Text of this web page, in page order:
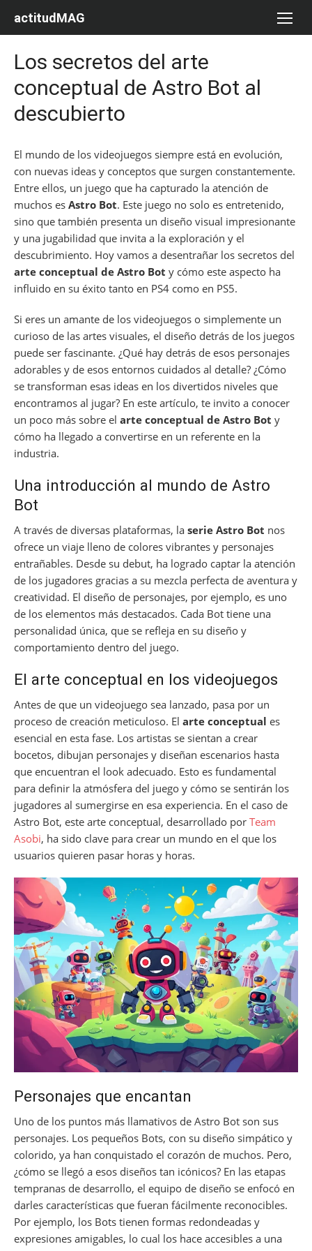
actitudMAG
Los secretos del arte
conceptual de Astro Bot al
descubierto
El mundo de los videojuegos siempre está en evolución,
con nuevas ideas y conceptos que surgen constantemente.
Entre ellos, un juego que ha capturado la atención de
muchos es Astro Bot. Este juego no solo es entretenido,
sino que también presenta un diseño visual impresionante
y una jugabilidad que invita a la exploración y el
descubrimiento. Hoy vamos a desentrañar los secretos del
arte conceptual de Astro Bot y cómo este aspecto ha
influido en su éxito tanto en PS4 como en PS5.
Si eres un amante de los videojuegos o simplemente un
curioso de las artes visuales, el diseño detrás de los juegos
puede ser fascinante. ¿Qué hay detrás de esos personajes
adorables y de esos entornos cuidados al detalle? ¿Cómo
se transforman esas ideas en los divertidos niveles que
encontramos al jugar? En este artículo, te invito a conocer
un poco más sobre el arte conceptual de Astro Bot y
cómo ha llegado a convertirse en un referente en la
industria.
Una introducción al mundo de Astro
Bot
A través de diversas plataformas, la serie Astro Bot nos
ofrece un viaje lleno de colores vibrantes y personajes
entrañables. Desde su debut, ha logrado captar la atención
de los jugadores gracias a su mezcla perfecta de aventura y
creatividad. El diseño de personajes, por ejemplo, es uno
de los elementos más destacados. Cada Bot tiene una
personalidad única, que se refleja en su diseño y
comportamiento dentro del juego.
El arte conceptual en los videojuegos
Antes de que un videojuego sea lanzado, pasa por un
proceso de creación meticuloso. El arte conceptual es
esencial en esta fase. Los artistas se sientan a crear
bocetos, dibujan personajes y diseñan escenarios hasta
que encuentran el look adecuado. Esto es fundamental
para definir la atmósfera del juego y cómo se sentirán los
jugadores al sumergirse en esa experiencia. En el caso de
Astro Bot, este arte conceptual, desarrollado por Team
Asobi, ha sido clave para crear un mundo en el que los
usuarios quieren pasar horas y horas.
Personajes que encantan
Uno de los puntos más llamativos de Astro Bot son sus
personajes. Los pequeños Bots, con su diseño simpático y
colorido, ya han conquistado el corazón de muchos. Pero,
¿cómo se llegó a esos diseños tan icónicos? En las etapas
tempranas de desarrollo, el equipo de diseño se enfocó en
darles características que fueran fácilmente reconocibles.
Por ejemplo, los Bots tienen formas redondeadas y
expresiones amigables, lo cual los hace accesibles a una